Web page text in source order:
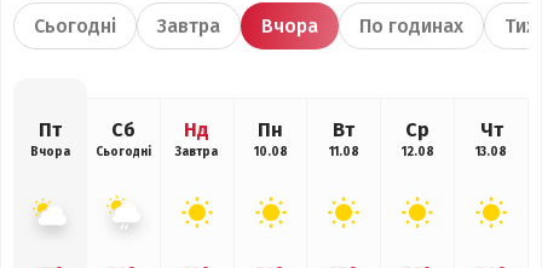
Сьогодні Завтра Вчора По годинах
Пт
Вчора
Сб
Сьогодні
Нд
Завтра
Пн
10.08
Вт
11.08
Ср
12.08
Чт
13.08